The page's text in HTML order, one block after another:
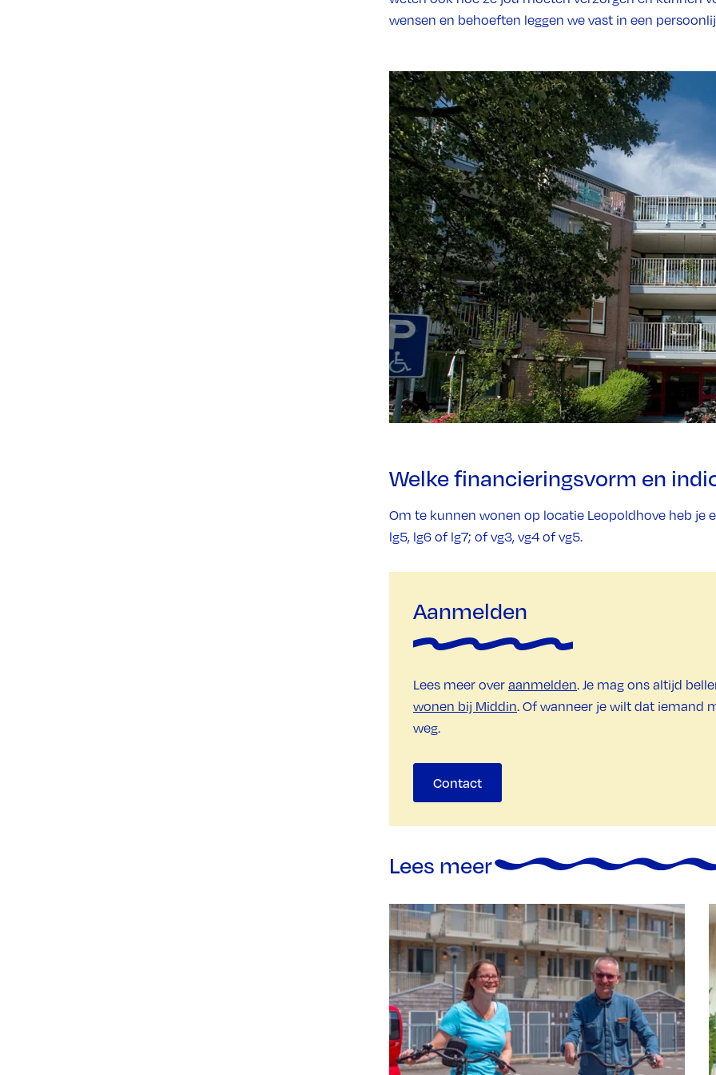
wensen en behoeften leggen we vast in een
Welke financieringsvorm en
Om te kunnen wonen op locatie Leopoldhove heb je
lg5, lg6 of lg7; of vg3, vg4 of vg5.
Aanmelden
Lees meer over aanmelden. Je mag ons altijd
wonen bij Middin. Of wanneer je wilt dat iemand
weg.
Contact
Lees meer